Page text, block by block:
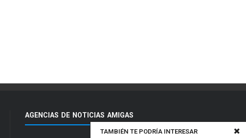
TAMBIÉN TE PODRÍA INTERESAR
AGENCIAS DE NOTICIAS AMIGAS